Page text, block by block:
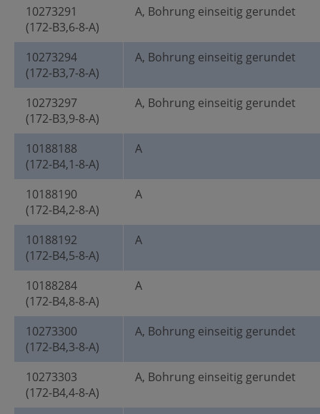
10273291
(172-B3,6-8-A)
A, Bohrung einseitig gerundet
10273294
(172-B3,7-8-A)
A, Bohrung einseitig gerundet
10273297
(172-B3,9-8-A)
A, Bohrung einseitig gerundet
10188188
(172-B4,1-8-A)
A
10188190
(172-B4,2-8-A)
A
10188192
(172-B4,5-8-A)
A
10188284
(172-B4,8-8-A)
A
10273300
(172-B4,3-8-A)
A, Bohrung einseitig gerundet
10273303
(172-B4,4-8-A)
A, Bohrung einseitig gerundet